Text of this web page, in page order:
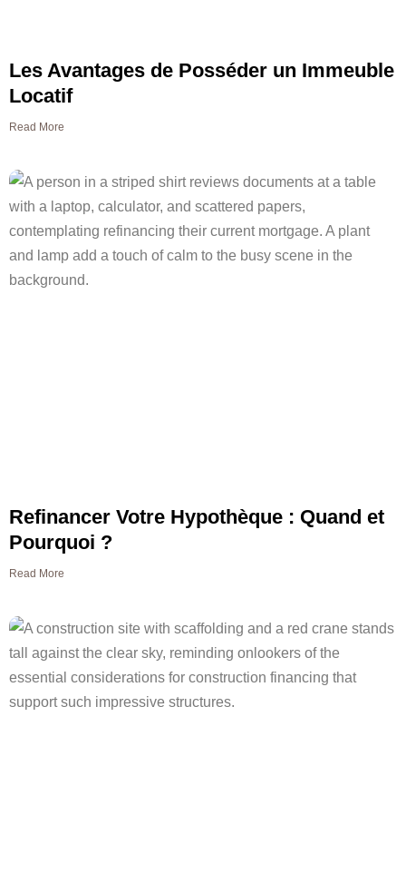
Les Avantages de Posséder un Immeuble
Locatif
Read More
Refinancer Votre Hypothèque : Quand et
Pourquoi ?
Read More